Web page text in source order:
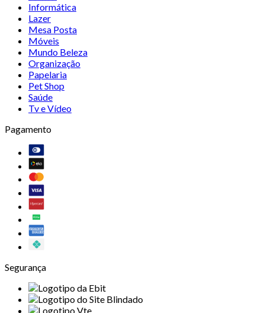
Informática
Lazer
Mesa Posta
Móveis
Mundo Beleza
Organização
Papelaria
Pet Shop
Saúde
Tv e Vídeo
Pagamento
Segurança